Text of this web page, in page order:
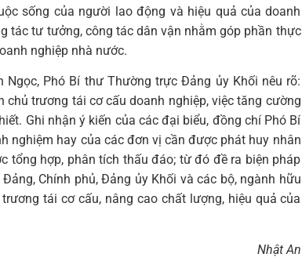
sống của người lao động và hiệu quả của doanh
tác tư tưởng, công tác dân vận nhằm góp phần thực
nghiệp nhà nước.
Phó Bí thư Thường trực Đảng ủy Khối nêu rõ:
trương tái cơ cấu doanh nghiệp, việc tăng cường
Ghi nhận ý kiến của các đại biểu, đồng chí Phó Bí
nghiệm hay của các đơn vị cần được phát huy nhân
tổng hợp, phân tích thấu đáo; từ đó đề ra biện pháp
Chính phủ, Đảng ủy Khối và các bộ, ngành hữu
tái cơ cấu, nâng cao chất lượng, hiệu quả của
Nhật An